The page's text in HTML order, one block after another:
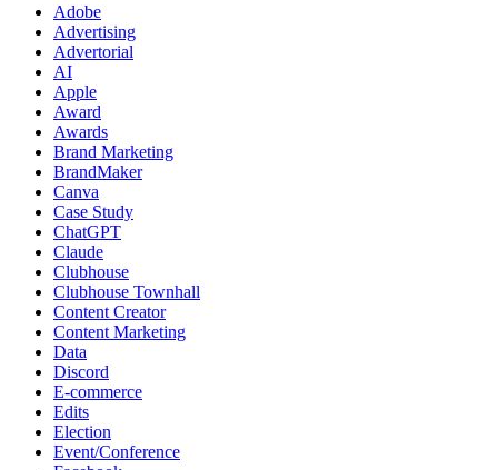
Adobe
Advertising
Advertorial
AI
Apple
Award
Awards
Brand Marketing
BrandMaker
Canva
Case Study
ChatGPT
Claude
Clubhouse
Clubhouse Townhall
Content Creator
Content Marketing
Data
Discord
E-commerce
Edits
Election
Event/Conference